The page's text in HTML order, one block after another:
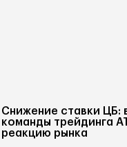
Снижение ставки ЦБ:
команды трейдинга
реакцию рынка